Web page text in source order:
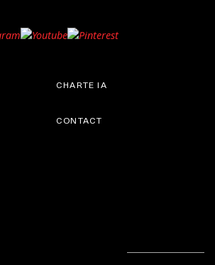
CHARTE IA
CONTACT